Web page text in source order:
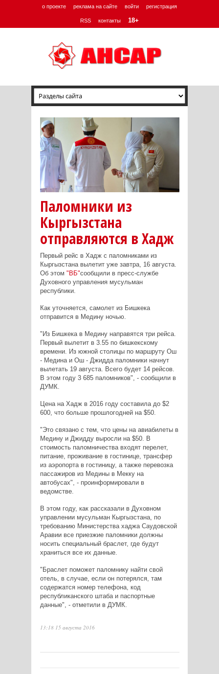
о проекте реклама на сайте войти регистрация
RSS контакты 18+
Паломники из
Кыргызстана
отправляются в Хадж
Первый рейс в Хадж с паломниками из
Кыргызстана вылетит уже завтра, 16 августа.
Об этом "ВБ"сообщили в пресс-службе
Духовного управления мусульман
республики.
Как уточняется, самолет из Бишкека
отправится в Медину ночью.
"Из Бишкека в Медину направятся три рейса.
Первый вылетит в 3.55 по бишкекскому
времени. Из южной столицы по маршруту Ош
- Медина и Ош - Джидда паломники начнут
вылетать 19 августа. Всего будет 14 рейсов.
В этом году 3 685 паломников", - сообщили в
ДУМК.
Цена на Хадж в 2016 году составила до $2
600, что больше прошлогодней на $50.
"Это связано с тем, что цены на авиабилеты в
Медину и Джидду выросли на $50. В
стоимость паломничества входят перелет,
питание, проживание в гостинице, трансфер
из аэропорта в гостиницу, а также перевозка
пассажиров из Медины в Мекку на
автобусах", - проинформировали в
ведомстве.
В этом году, как рассказали в Духовном
управлении мусульман Кыргызстана, по
требованию Министерства хаджа Саудовской
Аравии все приезжие паломники должны
носить специальный браслет, где будут
храниться все их данные.
"Браслет поможет паломнику найти свой
отель, в случае, если он потерялся, там
содержатся номер телефона, код
республиканского штаба и паспортные
данные", - отметили в ДУМК.
13:18 15 августа 2016